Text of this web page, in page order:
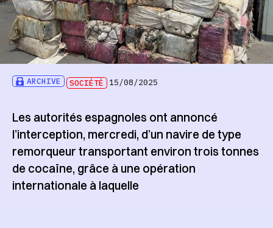
ARCHIVE SOCIÉTÉ 15/08/2025
Les autorités espagnoles ont annoncé
l’interception, mercredi, d’un navire de type
remorqueur transportant environ trois tonnes
de cocaïne, grâce à une opération
internationale à laquelle